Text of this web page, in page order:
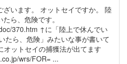
ざいます。 オットセイですか。 陸
ら、危険です。
370.htm ↑に「陸上で休んでい
たら、危険」みたいな事が書いて
ットセイの捕獲法が出てます
wrs/FOR= ...